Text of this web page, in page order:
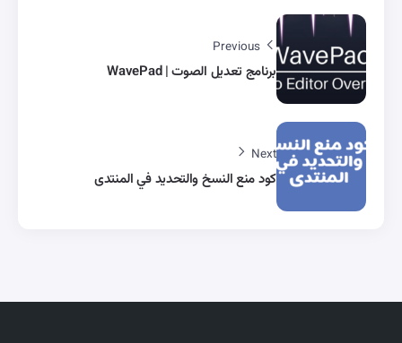
Previous
برنامج تعديل الصوت | WavePad
Next
كود منع النسخ والتحديد في المنتدى